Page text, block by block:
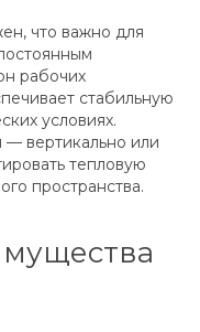
что важно для
рабочих
стабильную
условиях.
— вертикально или
тепловую
пространства.